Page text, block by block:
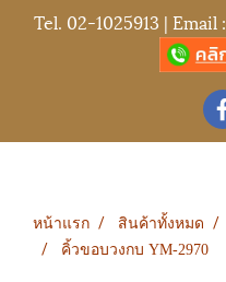
Tel. 02-1025913 | Email :
หน้าแรก สินค้าทั้งหมด
คิ้วขอบวงกบ YM-2970